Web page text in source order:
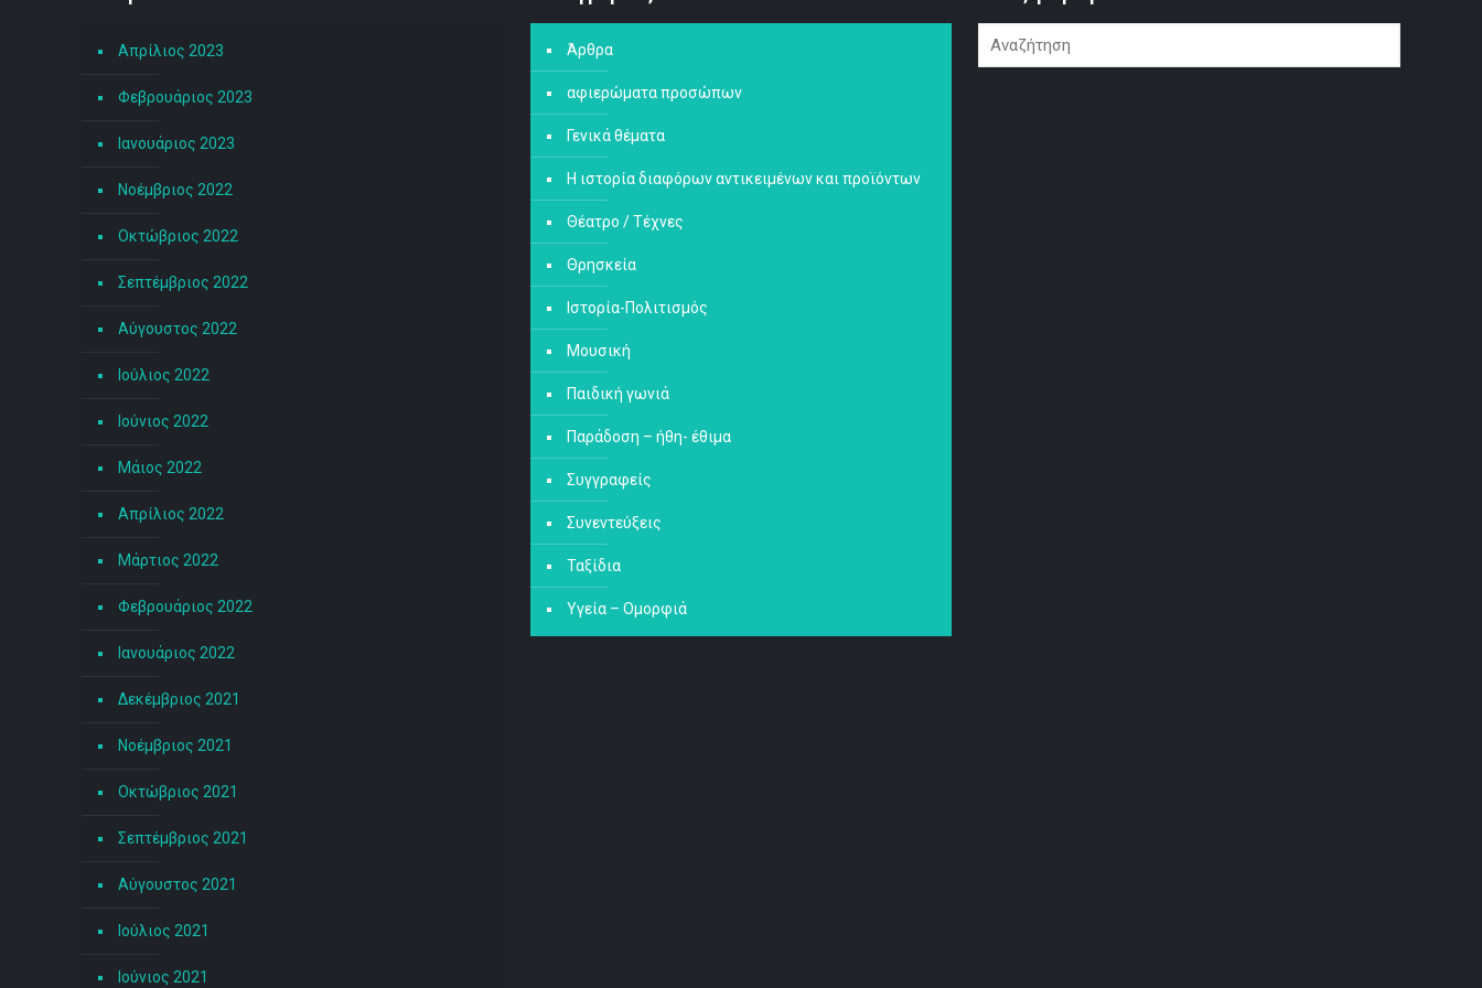
Απρίλιος 2023
Φεβρουάριος 2023
Ιανουάριος 2023
Νοέμβριος 2022
Οκτώβριος 2022
Σεπτέμβριος 2022
Αύγουστος 2022
Ιούλιος 2022
Ιούνιος 2022
Μάιος 2022
Απρίλιος 2022
Μάρτιος 2022
Φεβρουάριος 2022
Ιανουάριος 2022
Δεκέμβριος 2021
Νοέμβριος 2021
Οκτώβριος 2021
Σεπτέμβριος 2021
Αύγουστος 2021
Ιούλιος 2021
Ιούνιος 2021
Άρθρα
αφιερώματα προσώπων
Γενικά θέματα
Η ιστορία διαφόρων αντικειμένων και προϊόντων
Θέατρο / Τέχνες
Θρησκεία
Ιστορία-Πολιτισμός
Μουσική
Παιδική γωνιά
Παράδοση – ήθη- έθιμα
Συγγραφείς
Συνεντεύξεις
Ταξίδια
Υγεία – Ομορφιά